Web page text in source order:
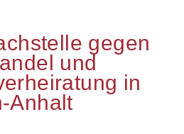
gegen
und
in
Anhalt